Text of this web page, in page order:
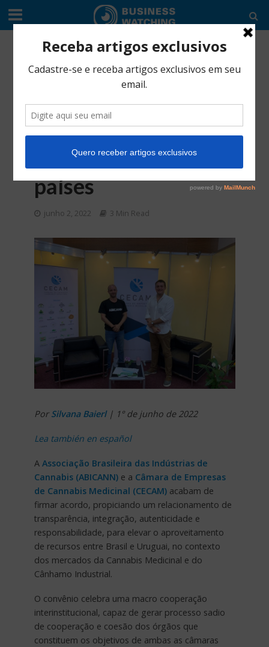
AGRONEGÓCIO• CULTURA EMPREENDEDORA•
Brasil e Uruguai se
unem para estimular
negócios da
Cannabis entre os
países
junho 2, 2022 3 Min Read
Por Silvana Baierl| 1° de junho de 2022
Lea también en español
A Associação Brasileira das Indústrias de
Cannabis (ABICANN)e a Câmara de Empresas
de Cannabis Medicinal (CECAM)acabam de
firmar acordo, propiciando um relacionamento de
transparência, integração, autenticidade e
responsabilidade, para elevar o aproveitamento
de recursos entre Brasil e Uruguai, no contexto
dos mercados da Cannabis Medicinal e do
Cânhamo Industrial.
O convênio celebra uma macro cooperação
interinstitucional, capaz de gerar processo sadio
de cooperação e coesão dos órgãos que
constituem os objetivos de ambas as câmaras